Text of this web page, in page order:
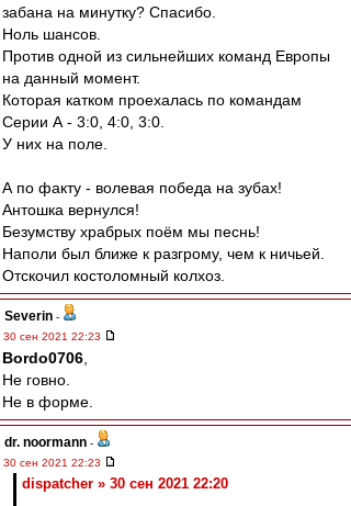
забана на минутку? Спасибо.
Ноль шансов.
Против одной из сильнейших команд Европы
на данный момент.
Которая катком проехалась по командам
Серии А - 3:0, 4:0, 3:0.
У них на поле.
А по факту - волевая победа на зубах!
Антошка вернулся!
Безумству храбрых поём мы песнь!
Наполи был ближе к разгрому, чем к ничьей.
Отскочил костоломный колхоз.
Severin -
30 сен 2021 22:23
Bordo0706
Не говно.
Не в форме.
dr. noormann -
30 сен 2021 22:23
dispatcher » 30 сен 2021 22:20